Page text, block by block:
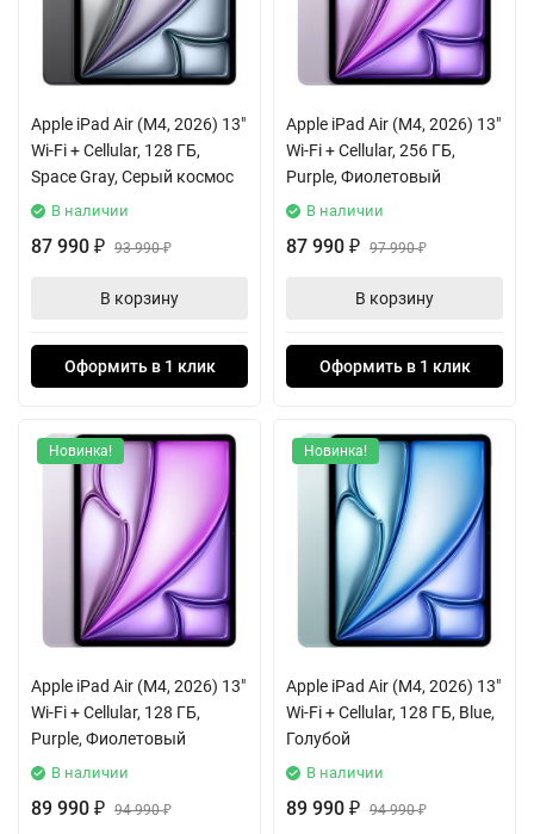
Apple iPad Air (M4, 2026) 13"
Wi-Fi + Cellular, 128 ГБ,
Space Gray, Серый космос
В наличии
87 990 ₽ 93 990₽
В корзину
Оформить в 1 клик
Apple iPad Air (M4, 2026) 13"
Wi-Fi + Cellular, 256 ГБ,
Purple, Фиолетовый
В наличии
87 990 ₽ 97 990₽
В корзину
Оформить в 1 клик
Новинка!
Apple iPad Air (M4, 2026) 13"
Wi-Fi + Cellular, 128 ГБ,
Purple, Фиолетовый
В наличии
89 990 ₽ 94 990₽
Новинка!
Apple iPad Air (M4, 2026) 13"
Wi-Fi + Cellular, 128 ГБ, Blue,
Голубой
В наличии
89 990 ₽ 94 990₽